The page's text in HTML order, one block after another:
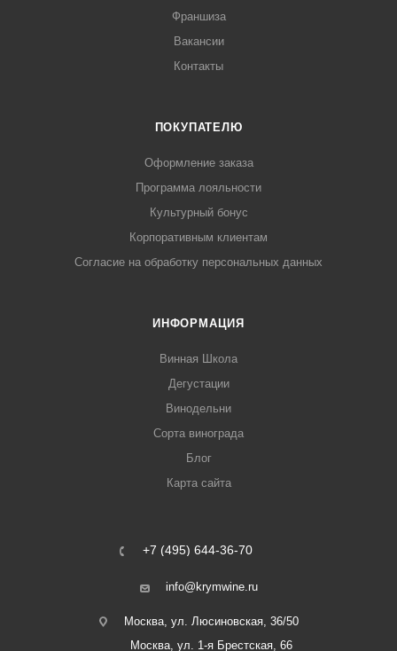
Франшиза
Вакансии
Контакты
ПОКУПАТЕЛЮ
Оформление заказа
Программа лояльности
Культурный бонус
Корпоративным клиентам
Согласие на обработку персональных данных
ИНФОРМАЦИЯ
Винная Школа
Дегустации
Винодельни
Сорта винограда
Блог
Карта сайта
+7 (495) 644-36-70
info@krymwine.ru
Москва, ул. Люсиновская, 36/50
Москва, ул. 1-я Брестская, 66